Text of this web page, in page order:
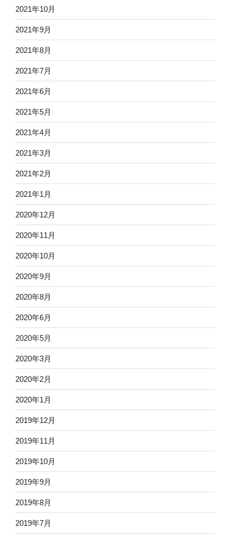
2021年10月
2021年9月
2021年8月
2021年7月
2021年6月
2021年5月
2021年4月
2021年3月
2021年2月
2021年1月
2020年12月
2020年11月
2020年10月
2020年9月
2020年8月
2020年6月
2020年5月
2020年3月
2020年2月
2020年1月
2019年12月
2019年11月
2019年10月
2019年9月
2019年8月
2019年7月